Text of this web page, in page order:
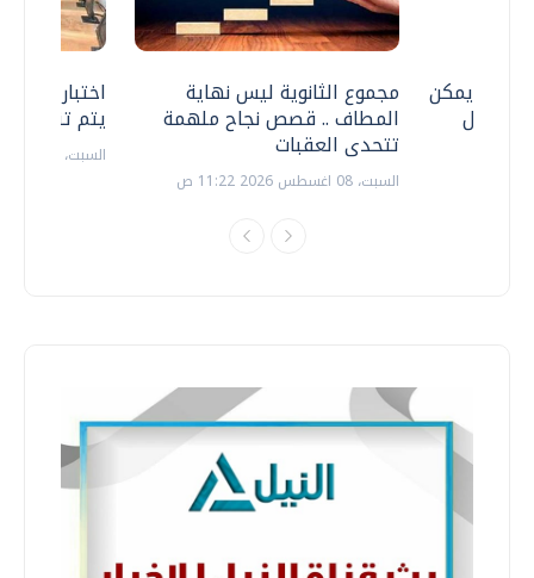
اختبارات
يتم
السبت، 18 يوليو 2026 09:22 ص
مجموع الثانوية ليس نهاية
المطاف .. قصص نجاح ملهمة
تتحدى العقبات
السبت، 08 اغسطس 2026 11:22 ص
.. هل يمكن
نتعامل